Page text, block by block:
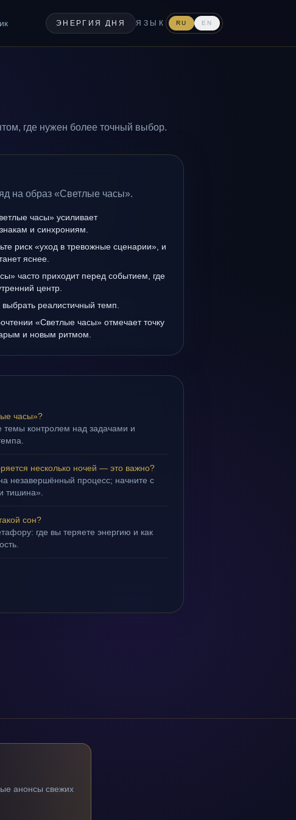
ЭНЕРГИЯ ДНЯ ЯЗЫК RU EN
где нужен более точный выбор.
на образ «Светлые часы».
часы» усиливает
и синхрониям.
риск «уход в тревожные сценарии», и
яснее.
часто приходит перед событием, где
центр.
реалистичный темп.
«Светлые часы» отмечает точку
и новым ритмом.
часы»?
темы контролем над задачами и
несколько ночей — это важно?
незавершённый процесс; начните с
тишина».
сон?
где вы теряете энергию и как
анонсы свежих